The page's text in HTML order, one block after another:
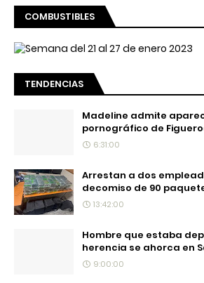
COMBUSTIBLES
TENDENCIAS
Madeline admite
pornográfico de
6:31:00
Arrestan a dos
decomiso de 90
13:42:00
Hombre que estaba
herencia se ahorca en
9:00:00